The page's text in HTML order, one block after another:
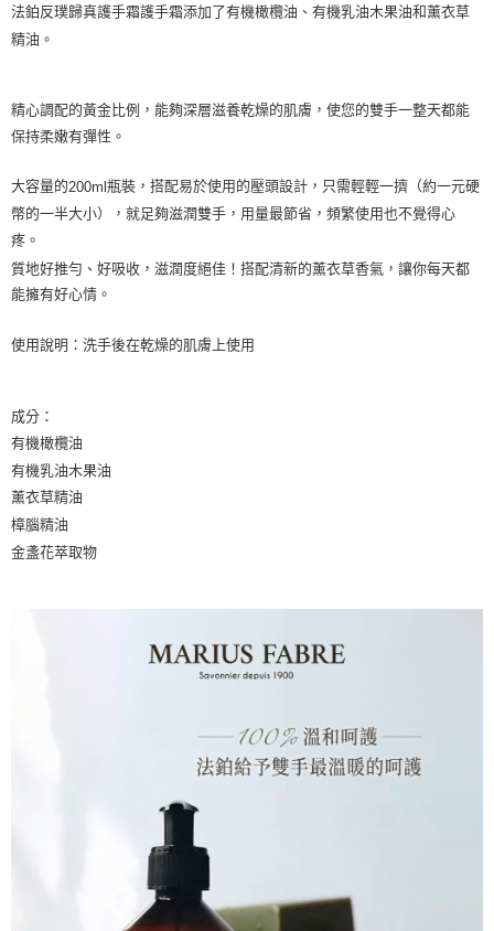
法鉑反璞歸真護手霜護手霜添加了有機橄欖油、有機乳油木果油和薰衣草
精油。
精心調配的黃金比例，能夠深層滋養乾燥的肌膚，使您的雙手一整天都能
保持柔嫩有彈性。
大容量的200ml瓶裝，搭配易於使用的壓頭設計，只需輕輕一擠（約一元硬
幣的一半大小），就足夠滋潤雙手，用量最節省，頻繁使用也不覺得心
疼。
質地好推勻、好吸收，滋潤度絕佳！搭配清新的薰衣草香氣，讓你每天都
能擁有好心情。
使用說明：洗手後在乾燥的肌膚上使用
成分：
有機橄欖油
有機乳油木果油
薰衣草精油
樟腦精油
金盞花萃取物